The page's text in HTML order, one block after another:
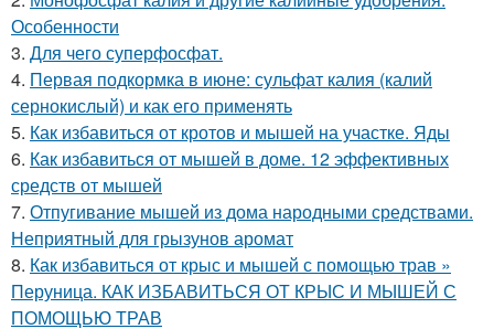
Особенности
3. Для чего суперфосфат.
4. Первая подкормка в июне: сульфат калия (калий
сернокислый) и как его применять
5. Как избавиться от кротов и мышей на участке. Яды
6. Как избавиться от мышей в доме. 12 эффективных
средств от мышей
7. Отпугивание мышей из дома народными средствами.
Неприятный для грызунов аромат
8. Как избавиться от крыс и мышей с помощью трав »
Перуница. КАК ИЗБАВИТЬСЯ ОТ КРЫС И МЫШЕЙ С
ПОМОЩЬЮ ТРАВ